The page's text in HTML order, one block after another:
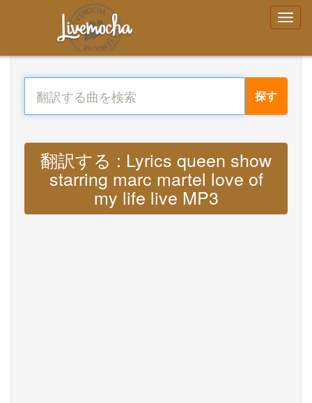
探す
翻訳する : Lyrics queen show
starring marc martel love of
my life live MP3